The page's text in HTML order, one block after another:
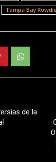
Tampa Bay
de la